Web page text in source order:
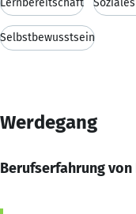
Selbstbewusstsein
Werdegang
Berufserfahrung von